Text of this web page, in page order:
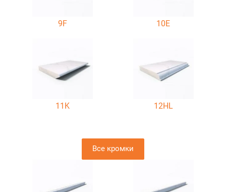
9F 10E
11K 12HL
Все кромки